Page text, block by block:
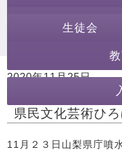
生徒会
2020年11月25日
生徒会・
県民文化芸術ひ
11月２３日山梨県庁噴